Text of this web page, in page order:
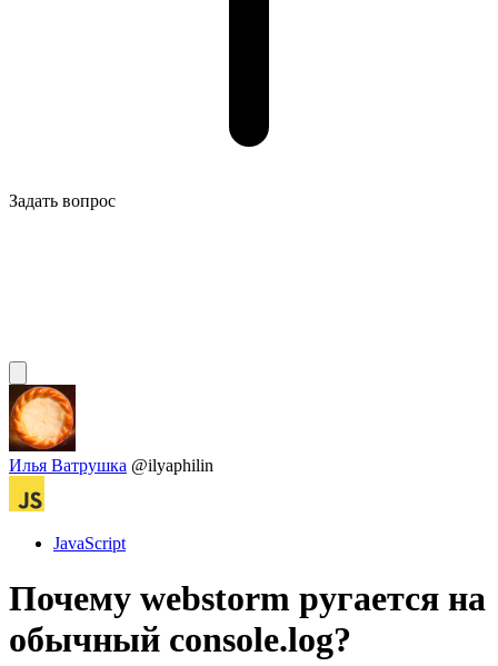
Задать вопрос
Илья Ватрушка @ilyaphilin
JavaScript
Почему webstorm ругается на
обычный console.log?